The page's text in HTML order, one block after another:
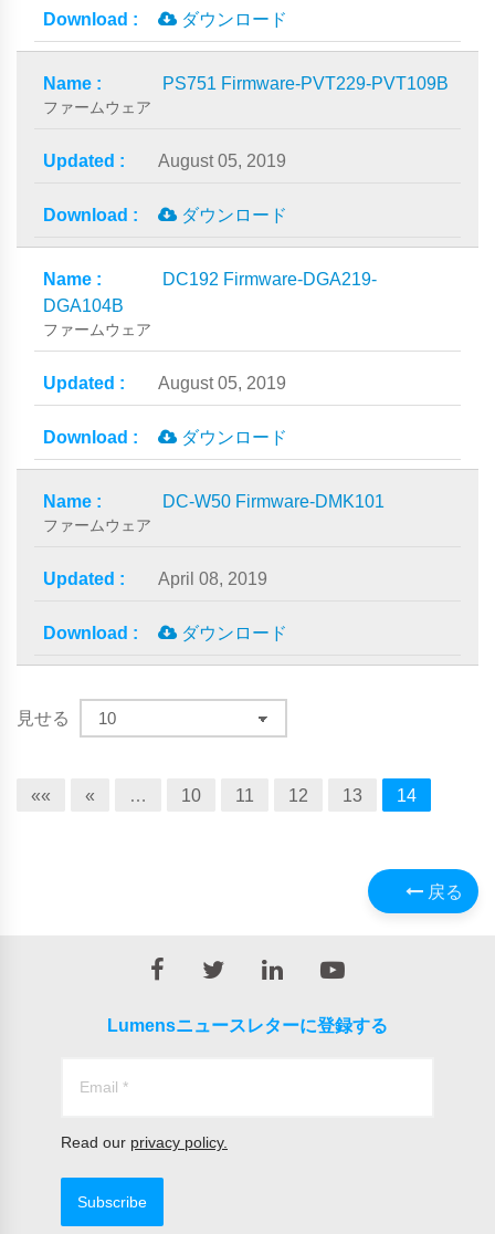
ダウンロード
PS751 Firmware-PVT229-PVT109B
ファームウェア
August 05, 2019
ダウンロード
DC192 Firmware-DGA219-
DGA104B
ファームウェア
August 05, 2019
ダウンロード
DC-W50 Firmware-DMK101
ファームウェア
April 08, 2019
ダウンロード
見せる
«« « 10 11 12 13 14
戻る
Lumensニュースレターに登録する
Read our privacy policy.
Subscribe